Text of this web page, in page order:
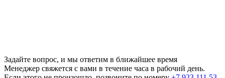
Задайте вопрос, и мы ответим в ближайшее время
Менеджер свяжется с вами в течение часа в рабочий день.